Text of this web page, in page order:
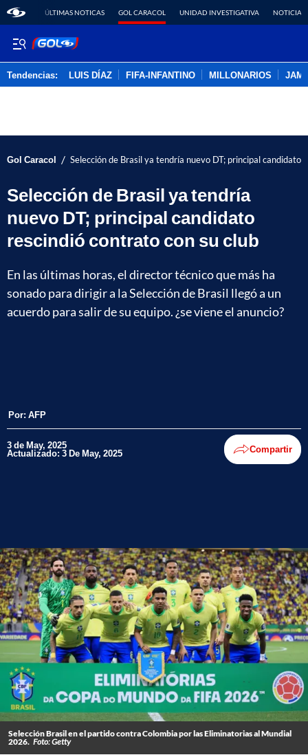
ÚLTIMAS NOTICAS GOL CARACOL UNIDAD INVESTIGATIVA NOTICIAS
Tendencias: LUIS DÍAZ FIFA-INFANTINO MILLONARIOS
Gol Caracol / Selección de Brasil ya tendría nuevo DT; principal candidato
Selección de Brasil ya tendría
nuevo DT; principal candidato
rescindió contrato con su club
En las últimas horas, el director técnico que más ha
sonado para dirigir a la Selección de Brasil llegó a un
acuerdo para salir de su equipo. ¿se viene el anuncio?
Por: AFP
3 de May, 2025
Actualizado: 3 De May, 2025 Compartir
Selección Brasil en el partido contra Colombia por las Eliminatorias al Mundial
2026. Foto: Getty